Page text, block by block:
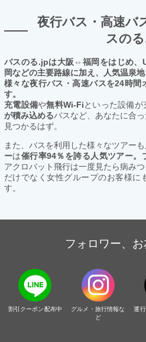
夜行バス・高速バ
スの
バスのる.jpは大阪⇔福岡をはじめ、
岡などの主要路線に加え、人気温泉
様々な夜行バス・高速バスを24時間
す。
充電設備や無料Wi-Fiといった設備が
が積み込めるバスなど、あなたに合
見つかるはず。
また、バスを利用した様々なツアー
ーは催行率94％を誇る人気ツアー。
アクロバット飛行は一度見たら病み
だけでなく女性グループのお客様に
す。
フォロワー、
割引クーポン配布中
グルメ・旅行情報な
ど
運